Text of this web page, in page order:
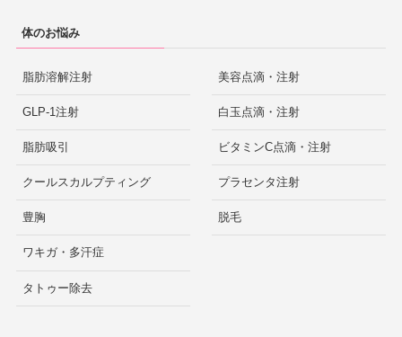
体のお悩み
脂肪溶解注射
GLP-1注射
脂肪吸引
クールスカルプティング
豊胸
ワキガ・多汗症
タトゥー除去
美容点滴・注射
白玉点滴・注射
ビタミンC点滴・注射
プラセンタ注射
脱毛